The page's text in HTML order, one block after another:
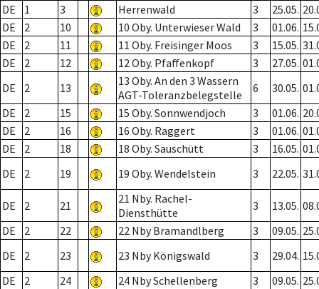
DE
1 3 Herrenwald 3 25.05.
DE
2 10 10 Oby. Unterwieser Wald 3 01.06.
DE
2 11 11 Oby. Freisinger Moos 3 15.05.
DE
2 12 12 Oby. Pfaffenkopf 3 27.05.
DE
2 13
13 Oby. An den 3 Wassern
AGT-Toleranzbelegstelle
6 30.05.
DE
2 15 15 Oby. Sonnwendjoch 3 01.06.
DE
2 16 16 Oby. Raggert 3 01.06.
DE
2 18 18 Oby. Sauschütt 3 16.05.
DE
2 19 19 Oby. Wendelstein 3 22.05.
DE 2 21
21 Nby. Rachel-
Diensthütte
3 13.05.
DE
2 22 22 Nby Bramandlberg 3 09.05.
DE
2 23 23 Nby Königswald 3 29.04.
DE
2 24 24 Nby Schellenberg 3 09.05.